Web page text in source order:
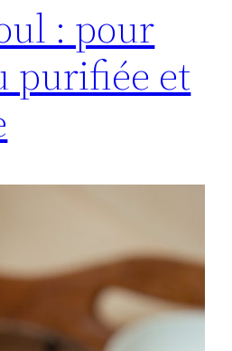
: pour
purifiée et